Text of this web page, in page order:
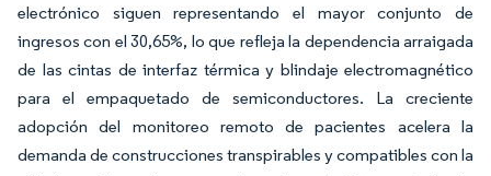
electrónico siguen representando el mayor conjunto de
ingresos con el 30,65%, lo que refleja la dependencia arraigada
de las cintas de interfaz térmica y blindaje electromagnético
para el empaquetado de semiconductores. La creciente
adopción del monitoreo remoto de pacientes acelera la
demanda de construcciones transpirables y compatibles con la